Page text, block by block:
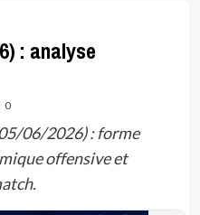
: analyse
0
06/2026) : forme
offensive et